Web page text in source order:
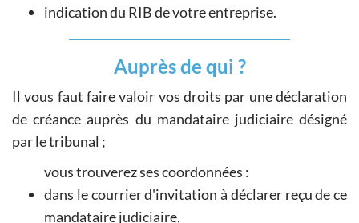
indication du RIB de votre entreprise.
Auprès de qui ?
Il vous faut faire valoir vos droits par une déclaration
de créance auprès du mandataire judiciaire désigné
par le tribunal ;
vous trouverez ses coordonnées :
dans le courrier d'invitation à déclarer reçu de ce
mandataire judiciaire,